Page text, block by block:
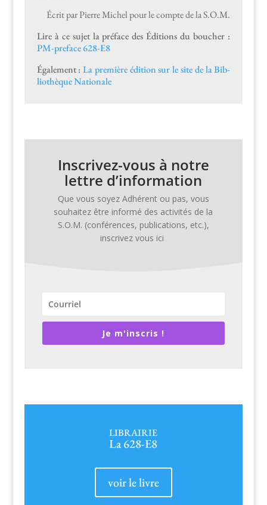
Écrit par Pierre Michel pour le compte de la S.O.M.
Lire à ce sujet la pré­face des Édi­tions du bouch­er :
PM-pref­ace 628-E8
Égale­ment :La pre­mière édi­tion sur le site de la Bib­
lio­thèque Nationale
Inscrivez-vous à notre
lettre d’information
Que vous soyez Adhérent ou pas, vous
souhaitez être infor­mé des activ­ités de la
S.O.M. (con­férences, pub­li­ca­tions, etc.),
inscrivez vous ici
Je m'inscris !
LIBRAIRIE
La 628-E8
voir le livre